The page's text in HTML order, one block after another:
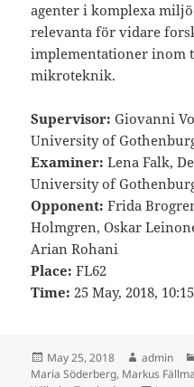
agenter i komplexa
relevanta för vidare
implementationer inom
mikroteknik.
Supervisor: Giovanni
University of
Examiner: Lena Falk,
University of
Opponent: Frida
Holmgren, Oskar
Arian Rohani
Place: FL62
Time: 25 May, 2018,
Posted
on
May 25, 2018 Author
admin
Maria Söderberg, Markus